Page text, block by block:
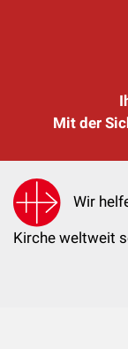
Mit der
Wir
Kirche weltweit